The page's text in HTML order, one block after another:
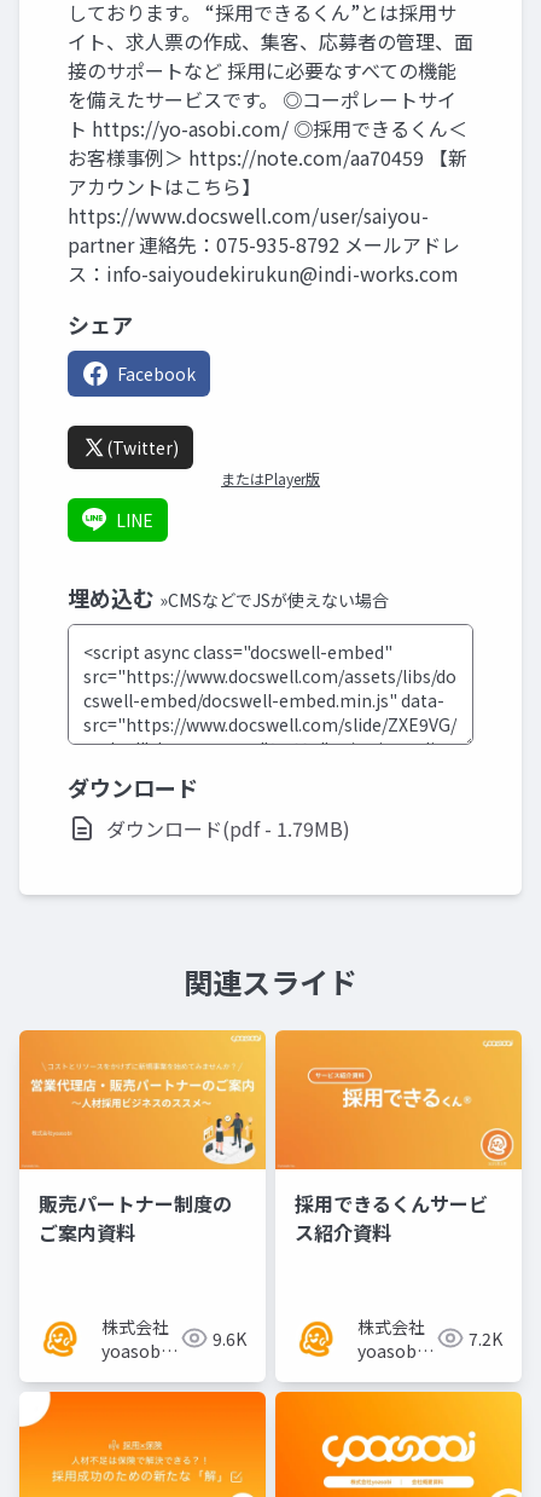
しております。 “採用できるくん”とは採用サ
イト、求人票の作成、集客、応募者の管理、面
接のサポートなど 採用に必要なすべての機能
を備えたサービスです。 ◎コーポレートサイ
ト https://yo-asobi.com/ ◎採用できるくん＜
お客様事例＞ https://note.com/aa70459 【新
アカウントはこちら】
https://www.docswell.com/user/saiyou-
partner 連絡先：075-935-8792 メールアドレ
ス： info-saiyoudekirukun@indi-works.com
シェア
Facebook
(Twitter)
またはPlayer版
LINE
埋め込む »CMSなどでJSが使えない場合
ダウンロード
ダウンロード(pdf - 1.79MB)
関連スライド
販売パートナー制度の
ご案内資料
株式会社
yoasobi
ナー様
9.6K
採用できるくんサービ
ス紹介資料
株式会社
yoasobi
ナー様
7.2K